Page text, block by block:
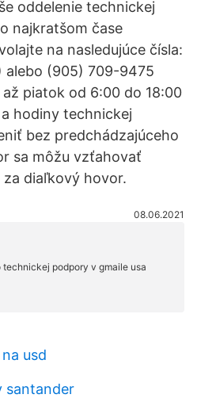
oddelenie technickej
najkratšom čase
na nasledujúce čísla:
alebo (905) 709-9475
piatok od 6:00 do 18:00
hodiny technickej
bez predchádzajúceho
sa môžu vzťahovať
diaľkový hovor.
08.06.2021
usd
santander